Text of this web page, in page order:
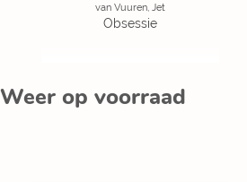
van Vuuren, Jet
Obsessie
Weer op voorraad